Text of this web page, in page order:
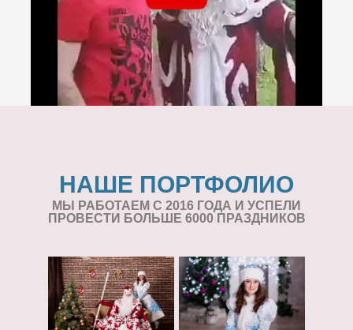
НАШЕ ПОРТФОЛИО
МЫ РАБОТАЕМ С 2016 ГОДА И УСПЕЛИ
ПРОВЕСТИ БОЛЬШЕ 6000 ПРАЗДНИКОВ